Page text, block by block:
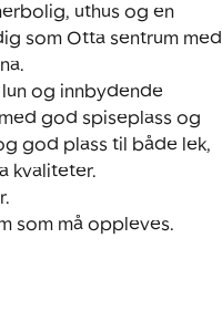
uthus og en
som Otta sentrum med
og innbydende
god spiseplass og
god plass til både lek,
kvaliteter.
som må oppleves.